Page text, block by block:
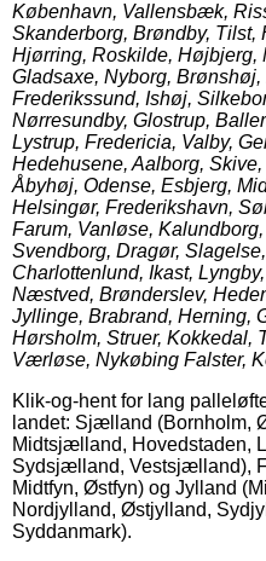
København, Vallensbæk,
Skanderborg, Brøndby, Tilst,
Hjørring, Roskilde,
Gladsaxe, Nyborg,
Frederikssund, Ishøj,
Nørresundby, Glostrup,
Lystrup, Fredericia, Valby,
Hedehusene, Aalborg,
Åbyhøj, Odense, Esbjerg,
Helsingør, Frederikshavn,
Farum, Vanløse,
Svendborg, Dragør,
Charlottenlund, Ikast,
Næstved, Brønderslev,
Jyllinge, Brabrand, Herning,
Hørsholm, Struer, Kokkedal,
Værløse, Nykøbing Falster,
Klik-og-hent for lang
landet: Sjælland (Bornholm,
Midtsjælland, Hovedstaden,
Sydsjælland, Vestsjælland),
Midtfyn, Østfyn) og Jylland
Nordjylland, Østjylland,
Syddanmark).